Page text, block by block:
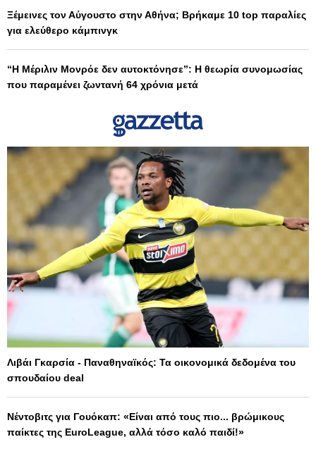
Ξέμεινες τον Αύγουστο στην Αθήνα; Βρήκαμε 10 top παραλίες
για ελεύθερο κάμπινγκ
“Η Μέριλιν Μονρόε δεν αυτοκτόνησε”: Η θεωρία συνομωσίας
που παραμένει ζωντανή 64 χρόνια μετά
Λιβάι Γκαρσία - Παναθηναϊκός: Τα οικονομικά δεδομένα του
σπουδαίου deal
Νέντοβιτς για Γουόκαπ: «Είναι από τους πιο... βρώμικους
παίκτες της EuroLeague, αλλά τόσο καλό παιδί!»